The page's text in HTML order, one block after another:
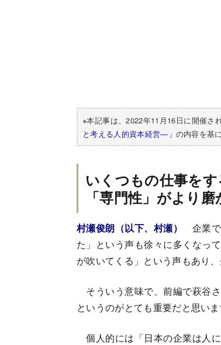
※本記事は、2022年11月16日に開催さ
と考える人的資本経営―」 の内容を基
いくつもの仕事を
「専門性」がより
村瀬俊朗（以下、村瀬）
企業
た」という声も徐々に多くなっ
が吹いてくる」という声もあり
そういう意味で、前編で萩谷
というのがとても重要だと思いま
個人的には「日本の企業は人